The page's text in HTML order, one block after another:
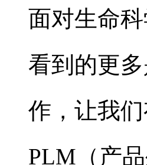
面对生命
看到的更
作，让我
PLM（产